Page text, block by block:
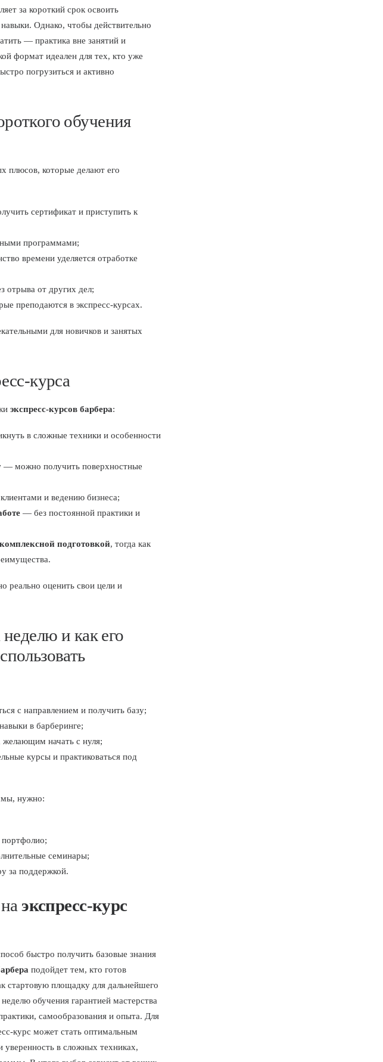
за короткий срок освоить
Однако, чтобы действительно
— практика вне занятий и
формат идеален для тех, кто уже
погрузиться и активно
обучения
плюсов, которые делают его
сертификат и приступить к
программами;
времени уделяется отработке
отрыва от других дел;
преподаются в экспресс-курсах.
для новичков и занятых
курса
экспресс-курсов барбера:
в сложные техники и особенности
— можно получить поверхностные
и ведению бизнеса;
— без постоянной практики и
подготовкой, тогда как
реально оценить свои цели и
и как его
с направлением и получить базу;
в барберинге;
начать с нуля;
курсы и практиковаться под
нужно:
портфолио;
семинары;
за поддержкой.
наэкспресс-курс
быстро получить базовые знания
подойдет тем, кто готов
стартовую площадку для дальнейшего
обучения гарантией мастерства
самообразования и опыта. Для
курс может стать оптимальным
в сложных техниках,